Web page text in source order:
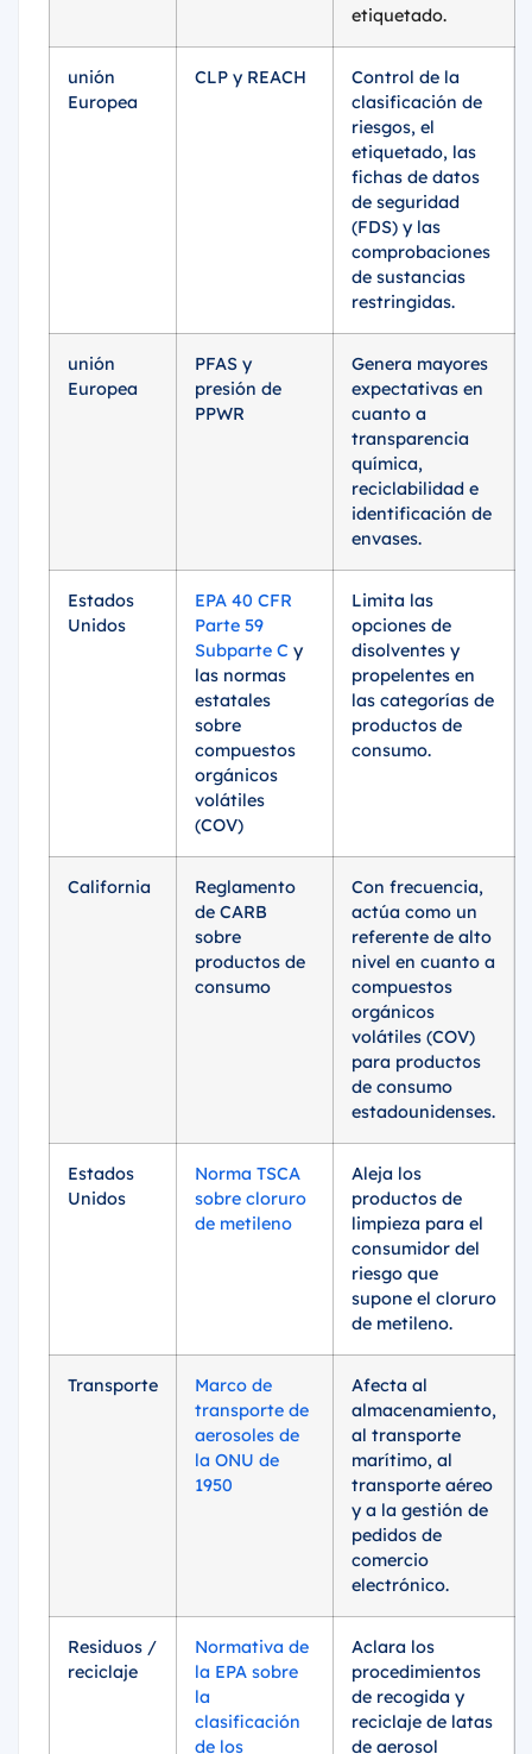
etiquetado.
unión
Europea
CLP y REACH
Control de la
clasificación de
riesgos, el
etiquetado, las
fichas de datos
de seguridad
(FDS) y las
comprobaciones
de sustancias
restringidas.
unión
Europea
PFAS y
presión de
PPWR
Genera mayores
expectativas en
cuanto a
transparencia
química,
reciclabilidad e
identificación de
envases.
Estados
Unidos
EPA 40 CFR
Parte 59
Subparte C y
las normas
estatales
sobre
compuestos
orgánicos
volátiles
(COV)
Limita las
opciones de
disolventes y
propelentes en
las categorías de
productos de
consumo.
California
Reglamento
de CARB
sobre
productos de
consumo
Con frecuencia,
actúa como un
referente de alto
nivel en cuanto a
compuestos
orgánicos
volátiles (COV)
para productos
de consumo
estadounidenses.
Estados
Unidos
Norma TSCA
sobre cloruro
de metileno
Aleja los
productos de
limpieza para el
consumidor del
riesgo que
supone el cloruro
de metileno.
Transporte
Marco de
transporte de
aerosoles de
la ONU de
1950
Afecta al
almacenamiento,
al transporte
marítimo, al
transporte aéreo
y a la gestión de
pedidos de
comercio
electrónico.
Residuos /
reciclaje
Normativa de
la EPA sobre
la
clasificación
de los
Aclara los
procedimientos
de recogida y
reciclaje de latas
de aerosol